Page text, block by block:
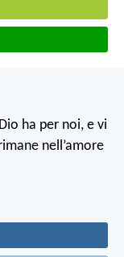
ha per noi, e vi
nell’amore